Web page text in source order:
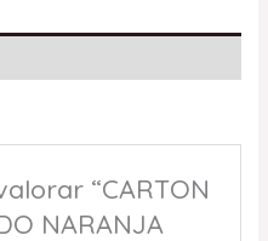
“CARTON
NARANJA